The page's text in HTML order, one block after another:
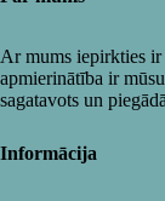
Ar mums iepirkties
apmierinātība ir
sagatavots un
Informācija